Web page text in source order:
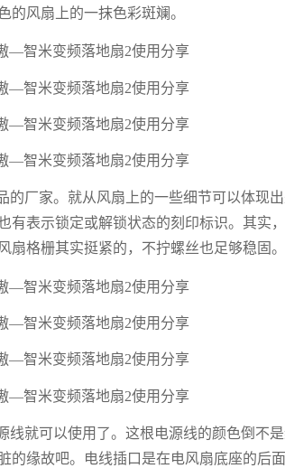
的风扇上的一抹色彩斑斓。
厂家。就从风扇上的一些细节可以体现
有表示锁定或解锁状态的刻印标识。其实，
扇格栅其实挺紧的，不拧螺丝也足够稳固。
就可以使用了。这根电源线的颜色倒不
的缘故吧。电线插口是在电风扇底座的后